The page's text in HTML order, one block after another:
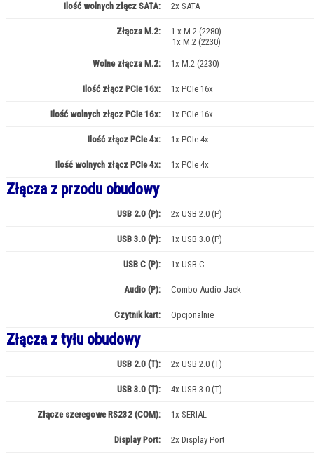
Ilość wolnych złącz SATA: 2x SATA
Złącza M.2:
1 x M.2 (2280)
1x M.2 (2230)
Wolne złącza M.2: 1x M.2 (2230)
Ilość złącz PCIe 16x: 1x PCIe 16x
Ilość wolnych złącz PCIe 16x: 1x PCIe 16x
Ilość złącz PCIe 4x: 1x PCIe 4x
Ilość wolnych złącz PCIe 4x: 1x PCIe 4x
Złącza z przodu obudowy
USB 2.0 (P): 2x USB 2.0 (P)
USB 3.0 (P): 1x USB 3.0 (P)
USB C (P): 1x USB C
Audio (P): Combo Audio Jack
Czytnik kart: Opcjonalnie
Złącza z tyłu obudowy
USB 2.0 (T): 2x USB 2.0 (T)
USB 3.0 (T): 4x USB 3.0 (T)
Złącze szeregowe RS232 (COM): 1x SERIAL
Display Port: 2x Display Port